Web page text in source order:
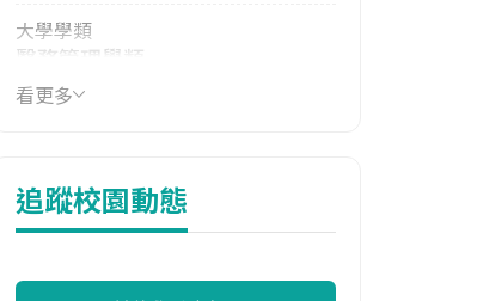
大學學類
醫務管理學類
技職群類
114年學費
37,015 元/學期
114年雜費
看更多
追蹤校園動態